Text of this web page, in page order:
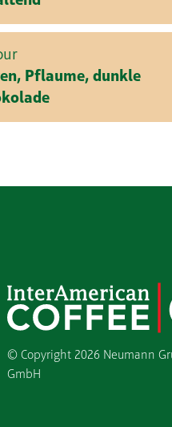
Pflaume, dunkle
© Copyright 2026 Neumann
GmbH